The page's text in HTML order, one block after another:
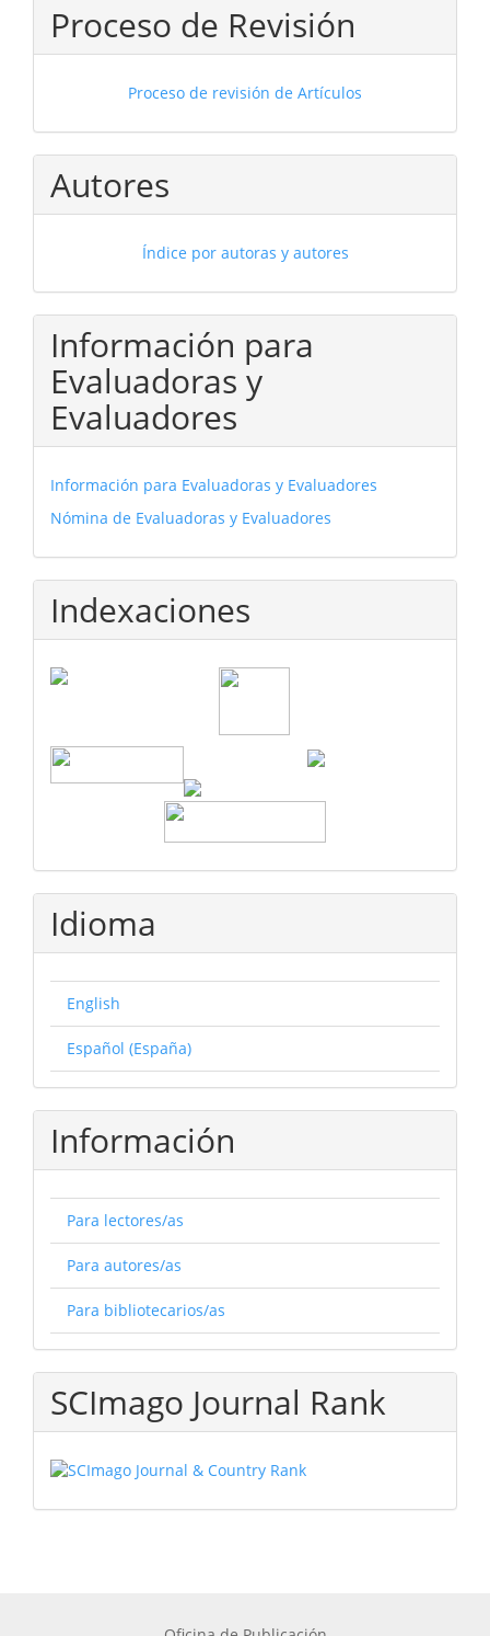
Proceso de Revisión
Proceso de revisión de Artículos
Autores
Índice por autoras y autores
Información para
Evaluadoras y
Evaluadores
Información para Evaluadoras y Evaluadores
Nómina de Evaluadoras y Evaluadores
Indexaciones
Idioma
English
Español (España)
Información
Para lectores/as
Para autores/as
Para bibliotecarios/as
SCImago Journal Rank